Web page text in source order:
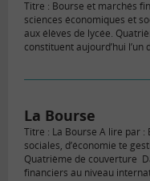
Titre : Bourse et marchés
sciences économiques et
aux élèves de lycée.
constituent aujourd’hui l’un
La Bourse
Titre : La Bourse A lire par
sociales, d’économie te
Quatrième de couverture
financiers au niveau